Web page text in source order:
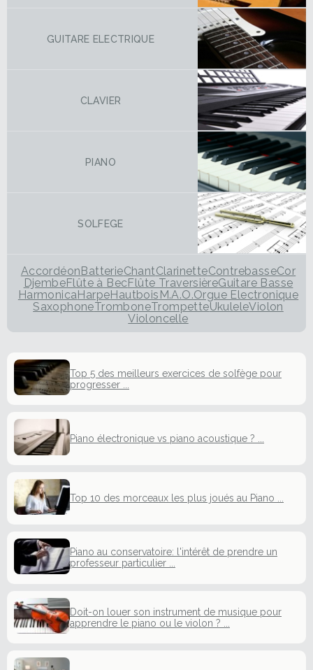
GUITARE ELECTRIQUE
CLAVIER
PIANO
SOLFEGE
AccordéonBatterieChantClarinetteContrebasseCor
DjembeFlûte à BecFlûte TraversièreGuitare Basse
HarmonicaHarpeHautbois M.A.O.Orgue Electronique
SaxophoneTromboneTrompetteUkuleleViolon
Violoncelle
Top 5 des meilleurs exercices de solfège pour
progresser ...
Piano électronique vs piano acoustique ? ...
Top 10 des morceaux les plus joués au Piano ...
Piano au conservatoire: l'intérêt de prendre un
professeur particulier ...
Doit-on louer son instrument de musique pour
apprendre le piano ou le violon ? ...